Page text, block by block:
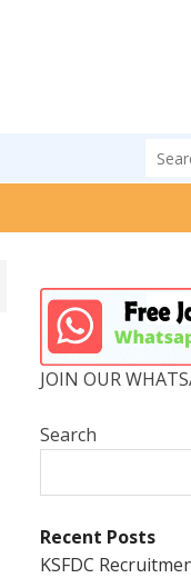
JOIN OUR
Search
Recent Posts
KSFDC